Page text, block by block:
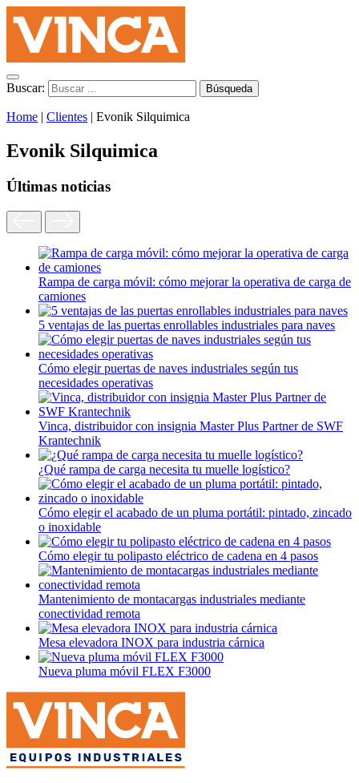
Buscar:
Home | Clientes | Evonik Silquimica
Evonik Silquimica
Últimas noticias
Rampa de carga móvil: cómo mejorar la operativa de carga de
camiones
5 ventajas de las puertas enrollables industriales para naves
Cómo elegir puertas de naves industriales según tus
necesidades operativas
Vinca, distribuidor con insignia Master Plus Partner de SWF
Krantechnik
¿Qué rampa de carga necesita tu muelle logístico?
Cómo elegir el acabado de un pluma portátil: pintado, zincado
o inoxidable
Cómo elegir tu polipasto eléctrico de cadena en 4 pasos
Mantenimiento de montacargas industriales mediante
conectividad remota
Mesa elevadora INOX para industria cárnica
Nueva pluma móvil FLEX F3000